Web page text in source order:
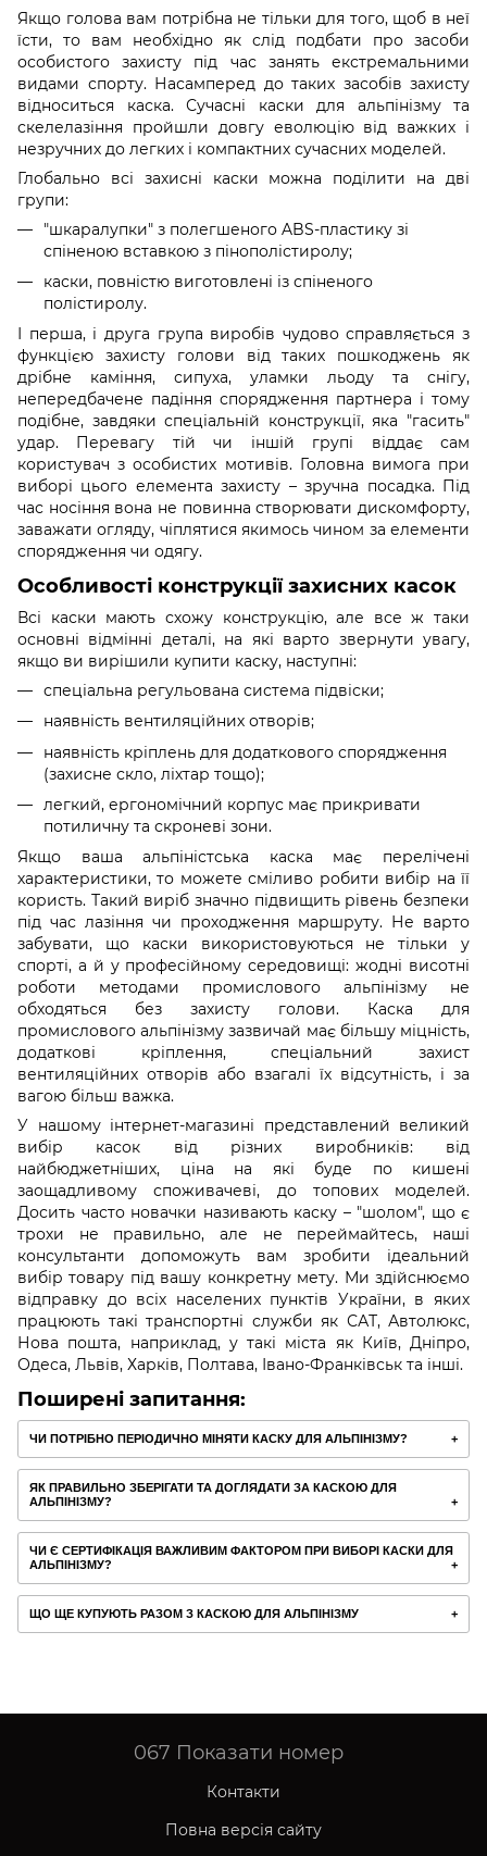
Якщо голова вам потрібна не тільки для того, щоб в неї
їсти, то вам необхідно як слід подбати про засоби
особистого захисту під час занять екстремальними
видами спорту. Насамперед до таких засобів захисту
відноситься каска. Сучасні каски для альпінізму та
скелелазіння пройшли довгу еволюцію від важких і
незручних до легких і компактних сучасних моделей.
Глобально всі захисні каски можна поділити на дві
групи:
"шкаралупки" з полегшеного ABS-пластику зі
спіненою вставкою з пінополістиролу;
каски, повністю виготовлені із спіненого
полістиролу.
І перша, і друга група виробів чудово справляється з
функцією захисту голови від таких пошкоджень як
дрібне каміння, сипуха, уламки льоду та снігу,
непередбачене падіння спорядження партнера і тому
подібне, завдяки спеціальній конструкції, яка "гасить"
удар. Перевагу тій чи іншій групі віддає сам
користувач з особистих мотивів. Головна вимога при
виборі цього елемента захисту – зручна посадка. Під
час носіння вона не повинна створювати дискомфорту,
заважати огляду, чіплятися якимось чином за елементи
спорядження чи одягу.
Особливості конструкції захисних касок
Всі каски мають схожу конструкцію, але все ж таки
основні відмінні деталі, на які варто звернути увагу,
якщо ви вирішили купити каску, наступні:
спеціальна регульована система підвіски;
наявність вентиляційних отворів;
наявність кріплень для додаткового спорядження
(захисне скло, ліхтар тощо);
легкий, ергономічний корпус має прикривати
потиличну та скроневі зони.
Якщо ваша альпіністська каска має перелічені
характеристики, то можете сміливо робити вибір на її
користь. Такий виріб значно підвищить рівень безпеки
під час лазіння чи проходження маршруту. Не варто
забувати, що каски використовуються не тільки у
спорті, а й у професійному середовищі: жодні висотні
роботи методами промислового альпінізму не
обходяться без захисту голови. Каска для
промислового альпінізму зазвичай має більшу міцність,
додаткові кріплення, спеціальний захист
вентиляційних отворів або взагалі їх відсутність, і за
вагою більш важка.
У нашому інтернет-магазині представлений великий
вибір касок від різних виробників: від
найбюджетніших, ціна на які буде по кишені
заощадливому споживачеві, до топових моделей.
Досить часто новачки називають каску – "шолом", що є
трохи не правильно, але не переймайтесь, наші
консультанти допоможуть вам зробити ідеальний
вибір товару під вашу конкретну мету. Ми здійснюємо
відправку до всіх населених пунктів України, в яких
працюють такі транспортні служби як САТ, Автолюкс,
Нова пошта, наприклад, у такі міста як Київ, Дніпро,
Одеса, Львів, Харків, Полтава, Івано-Франківськ та інші.
Поширені запитання:
ЧИ ПОТРІБНО ПЕРІОДИЧНО МІНЯТИ КАСКУ ДЛЯ АЛЬПІНІЗМУ?
ЯК ПРАВИЛЬНО ЗБЕРІГАТИ ТА ДОГЛЯДАТИ ЗА КАСКОЮ ДЛЯ
АЛЬПІНІЗМУ?
ЧИ Є СЕРТИФІКАЦІЯ ВАЖЛИВИМ ФАКТОРОМ ПРИ ВИБОРІ КАСКИ ДЛЯ
АЛЬПІНІЗМУ?
ЩО ЩЕ КУПУЮТЬ РАЗОМ З КАСКОЮ ДЛЯ АЛЬПІНІЗМУ
067 Показати номер
Контакти
Повна версія сайту